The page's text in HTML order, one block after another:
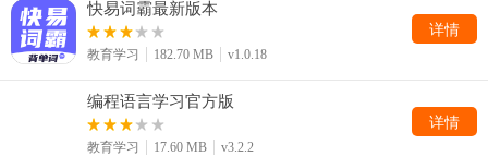
快易词霸最新版本
教育学习 182.70 MB v1.0.18
详情
编程语言学习官方版
教育学习 17.60 MB v3.2.2
详情